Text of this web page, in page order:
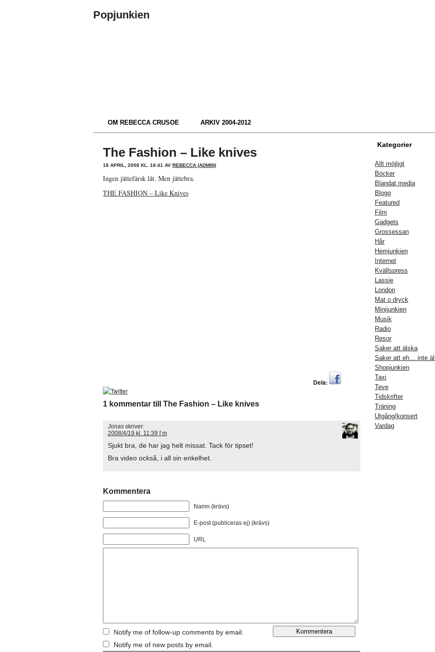
Popjunkien
OM REBECCA CRUSOE ARKIV 2004-2012
The Fashion – Like knives
18 APRIL, 2008 KL. 18:41 AV REBECCA (ADMIN)
Ingen jättefärsk låt. Men jättebra.
THE FASHION – Like Knives
Dela:
1 kommentar till The Fashion – Like knives
Jonas skriver:
2008/4/19 kl. 11:39 f m
Sjukt bra, de har jag helt missat. Tack för tipset!
Bra video också, i all sin enkelhet.
Kommentera
Namn (krävs)
E-post (publiceras ej) (krävs)
URL
Notify me of follow-up comments by email.
Notify me of new posts by email.
Kategorier
Allt möjligt
Böcker
Blandat media
Blogg
Featured
Film
Gadgets
Grossessan
Hår
Hemjunkien
Internet
Kvällspress
Lassie
London
Mat o dryck
Minijunkien
Musik
Radio
Resor
Saker att älska
Saker att eh… inte
Shopjunkien
Taxi
Teve
Tidskrifter
Träning
Utgång/konsert
Vardag